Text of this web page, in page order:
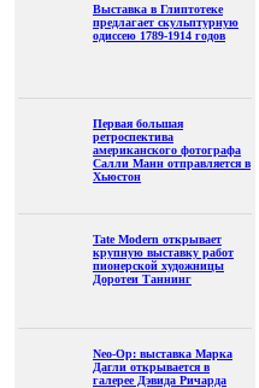
Выставка в Глиптотеке
предлагает скульптурную
одиссею 1789-1914 годов
Первая большая
ретроспектива
американского фотографа
Салли Манн отправляется в
Хьюстон
Tate Modern открывает
крупную выставку работ
пионерской художницы
Доротеи Таннинг
Neo-Op: выставка Марка
Дагли открывается в
галерее Дэвида Ричарда